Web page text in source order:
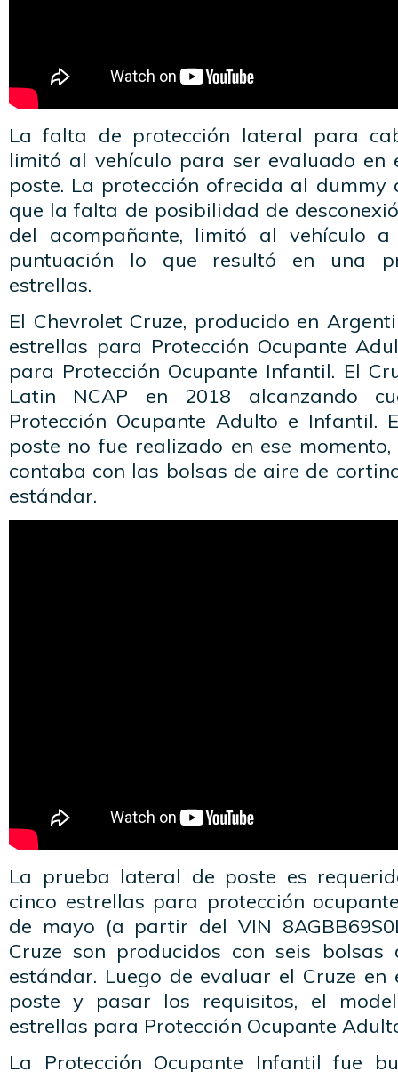
La falta de protección lateral para
limitó al vehículo para ser evaluado
poste. La protección ofrecida al dummy
que la falta de posibilidad de
del acompañante, limitó al vehículo
puntuación lo que resultó en una
estrellas.
El Chevrolet Cruze, producido en
estrellas para Protección Ocupante
para Protección Ocupante Infantil. El
Latin NCAP en 2018 alcanzando
Protección Ocupante Adulto e Infantil.
poste no fue realizado en ese
contaba con las bolsas de aire de
estándar.
La prueba lateral de poste es
cinco estrellas para protección
de mayo (a partir del VIN
Cruze son producidos con seis bolsas
estándar. Luego de evaluar el Cruze
poste y pasar los requisitos, el
estrellas para Protección Ocupante
La Protección Ocupante Infantil fue